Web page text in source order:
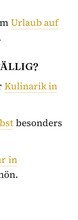
Urlaub auf
Kulinarik in
besonders
in